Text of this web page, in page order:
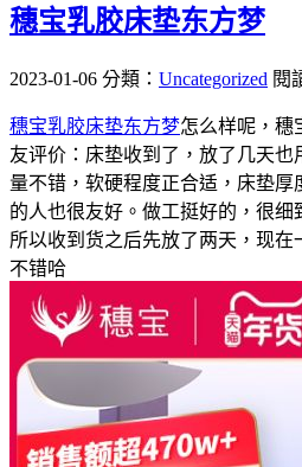
穗宝乳胶床垫东方梦
2023-01-06 分類： Uncategorized 閱
穗宝乳胶床垫东方梦怎么样呢，穗
友评价：床垫收到了，放了几天
量不错，软硬程度正合适，床垫
的人也很友好。做工挺好的，很细
所以收到货之后先放了两天，现
不错哈